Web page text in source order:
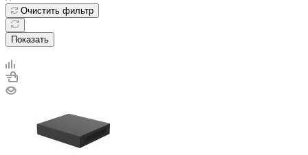
Очистить фильтр
Показать